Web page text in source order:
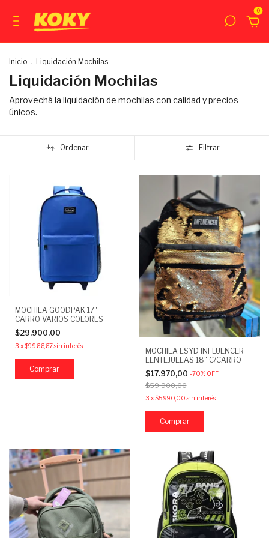
0
Inicio . Liquidación Mochilas
Liquidación Mochilas
Aprovechá la liquidación de mochilas con calidad y precios
únicos.
Ordenar Filtrar
MOCHILA GOODPAK 17"
CARRO VARIOS COLORES
$29.900,00
3 x$9.966,67sin interés
Comprar
MOCHILA LSYD INFLUENCER
LENTEJUELAS 18" C/CARRO
$17.970,00 -70% OFF
$59.900,00
3 x$5.990,00 sin interés